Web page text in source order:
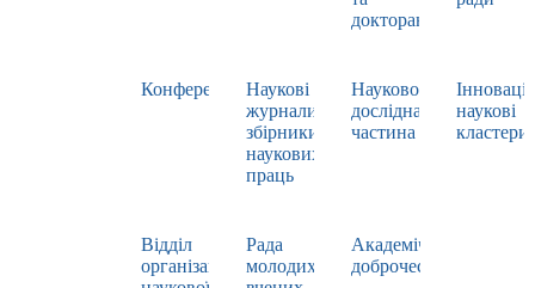
докторантури
Конференції
Наукові
журнали,
збірники
наукових
праць
Науково-
дослідна
частина
наукові
кластери
Відділ
організації
Рада
молодих
Академічна
доброчесність